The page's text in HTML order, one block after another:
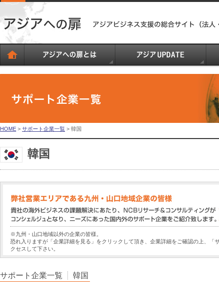
HOME > サポート企業一覧 > 韓国
韓国
※九州・山口地域以外の企業の皆様。
恐れ入りますが「企業詳細を見る」をクリックして頂き、企業詳細をご確認の上、「
クセスして下さい。
サポート企業一覧 韓国